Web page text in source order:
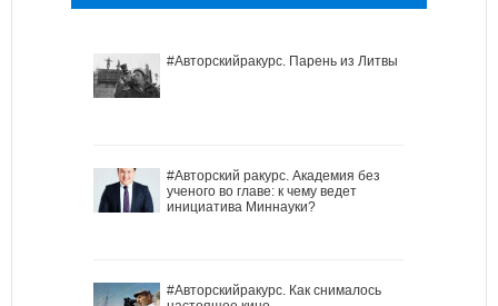
#Авторскийракурс. Парень из Литвы
#Авторский ракурс. Академия без
ученого во главе: к чему ведет
инициатива Миннауки?
#Авторскийракурс. Как снималось